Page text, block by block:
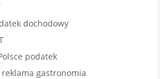
dochodowy
podatek
gastronomia